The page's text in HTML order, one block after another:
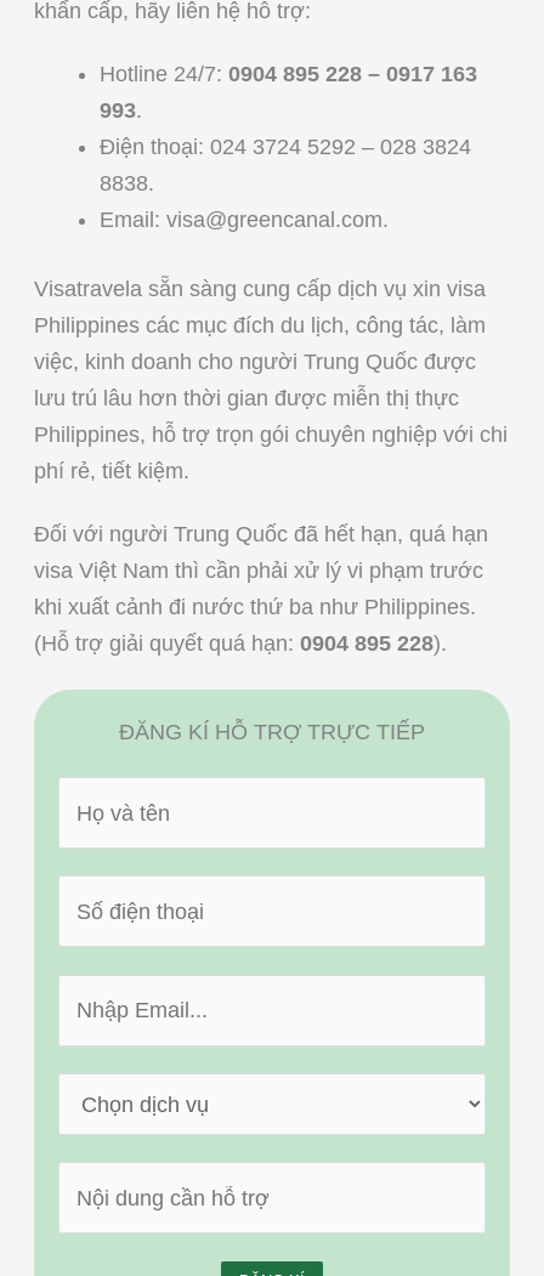
khẩn cấp, hãy liên hệ hỗ trợ:
Hotline 24/7: 0904 895 228 – 0917 163
993.
Điện thoại: 024 3724 5292 – 028 3824
8838.
Email: visa@greencanal.com.
Visatravela sẵn sàng cung cấp dịch vụ xin visa
Philippines các mục đích du lịch, công tác, làm
việc, kinh doanh cho người Trung Quốc được
lưu trú lâu hơn thời gian được miễn thị thực
Philippines, hỗ trợ trọn gói chuyên nghiệp với chi
phí rẻ, tiết kiệm.
Đối với người Trung Quốc đã hết hạn, quá hạn
visa Việt Nam thì cần phải xử lý vi phạm trước
khi xuất cảnh đi nước thứ ba như Philippines.
(Hỗ trợ giải quyết quá hạn: 0904 895 228).
ĐĂNG KÍ HỖ TRỢ TRỰC TIẾP